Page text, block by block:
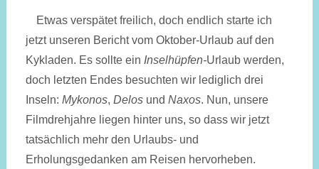
Etwas verspätet freilich, doch endlich starte ich
jetzt unseren Bericht vom Oktober-Urlaub auf den
Kykladen. Es sollte ein Inselhüpfen-Urlaub werden,
doch letzten Endes besuchten wir lediglich drei
Inseln: Mykonos, Delosund Naxos. Nun, unsere
Filmdrehjahre liegen hinter uns, so dass wir jetzt
tatsächlich mehr den Urlaubs- und
Erholungsgedanken am Reisen hervorheben.